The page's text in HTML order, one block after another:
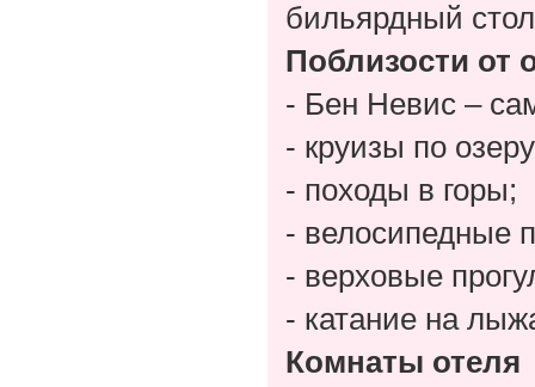
бильярдный
Поблизости от
- Бен Невис –
- круизы по
- походы в горы;
- велосипедные
- верховые
- катание на
Комнаты отеля